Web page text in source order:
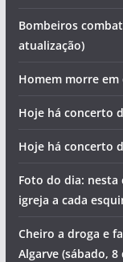
Bombeiros
atualização)
Homem morre
Hoje há concerto
Hoje há concerto
Foto do dia: nesta
igreja a cada
Cheiro a droga e
Algarve (sábado, 8